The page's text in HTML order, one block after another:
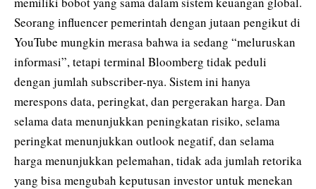
Seorang influencer pemerintah dengan jutaan pengikut di
YouTube mungkin merasa bahwa ia sedang “meluruskan
informasi”, tetapi terminal Bloomberg tidak peduli
dengan jumlah subscriber-nya. Sistem ini hanya
merespons data, peringkat, dan pergerakan harga. Dan
selama data menunjukkan peningkatan risiko, selama
peringkat menunjukkan outlook negatif, dan selama
harga menunjukkan pelemahan, tidak ada jumlah retorika
yang bisa mengubah keputusan investor untuk menekan